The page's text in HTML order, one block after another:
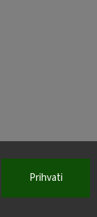
Prihvati